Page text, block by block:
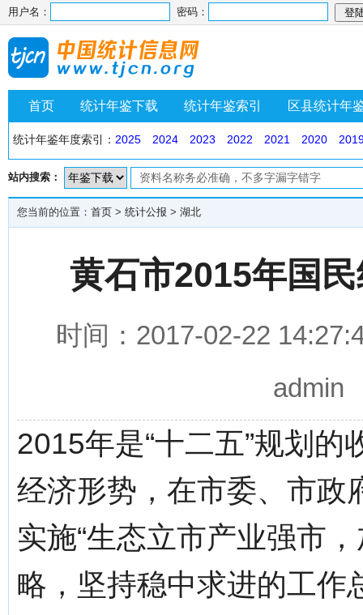
用户名： 密码：
首页 统计年鉴下载 统计年鉴索引 区县统计年
统计年鉴年度索引： 2025 2024 2023 2022 2021 2020
站内搜索：
您当前的位置： 首页 > 统计公报 > 湖北
黄石市2015年国
时间：2017-02-22
admin
2015年是“十二五”规划
经济形势，在市委、市政
实施“生态立市产业强市
略，坚持稳中求进的工作